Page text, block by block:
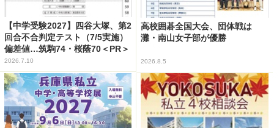
【中学受験2027】四谷大塚、第2
回合不合判定テスト（7/5実施）
偏差値…筑駒74・桜蔭70＜PR＞
2026.7.10
高校囲碁全国大会、団体戦は
灘・南山女子部が優勝
2026.8.5